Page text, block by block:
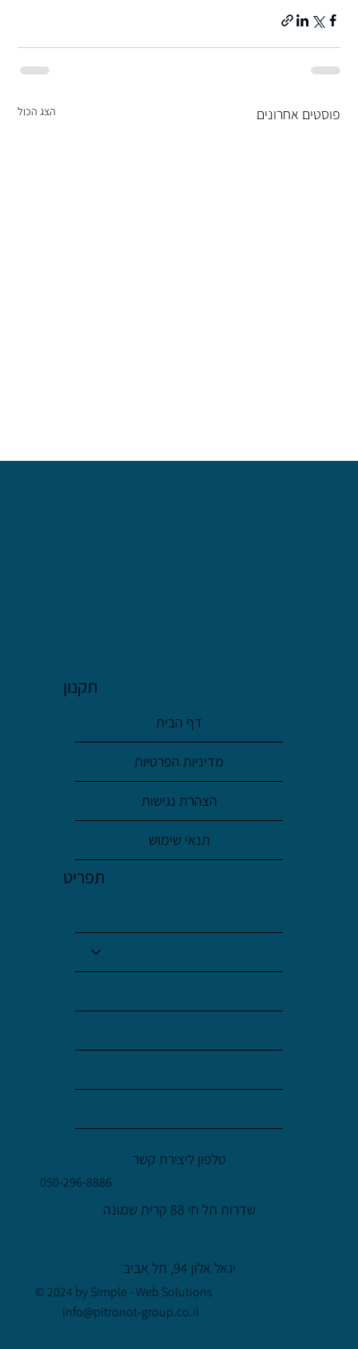
פוסטים אחרונים הצג הכול
תקנון
דף הבית
מדיניות הפרטיות
הצהרת נגישות
תנאי שימוש
תפריט
טלפון ליצירת קשר
050-296-8886
שדרות תל חי 88 קרית שמונה
יגאל אלון 94, תל אביב
info@pitronot-group.co.il
© 2024 by Simple - Web Solutions